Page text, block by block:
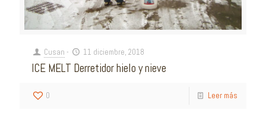
Cusan - 11 diciembre, 2018
ICE MELT Derretidor hielo y nieve
0 Leer más